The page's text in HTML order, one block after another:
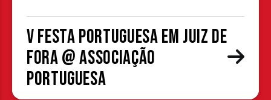
V Festa Portuguesa em Juiz de
Fora @ Associação
Portuguesa